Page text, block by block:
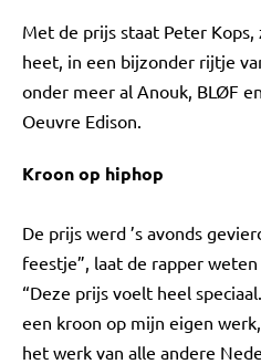
Met de prijs staat Peter
heet, in een bijzonder rijtje
onder meer al Anouk, BLØF
Oeuvre Edison.
Kroon op hiphop
De prijs werd ’s avonds
feestje”, laat de rapper
“Deze prijs voelt heel
een kroon op mijn eigen
het werk van alle andere